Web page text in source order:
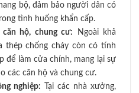
bộ, đảm bảo người dân có
tình huống khẩn cấp.
hộ, chung cư: Ngoài khả
thép chống cháy còn có tính
để làm cửa chính, mang lại sự
các căn hộ và chung cư.
nghiệp: Tại các nhà xưởng,